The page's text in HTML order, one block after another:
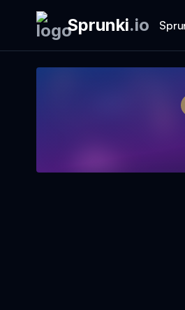
Sprunki.io